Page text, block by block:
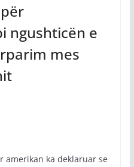
ngushticën e
mes
amerikan ka deklaruar se